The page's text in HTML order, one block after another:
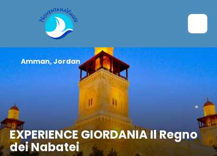
EXPERIENCE GIORDANIA Il Regno
dei Nabatei
Amman, Jordan